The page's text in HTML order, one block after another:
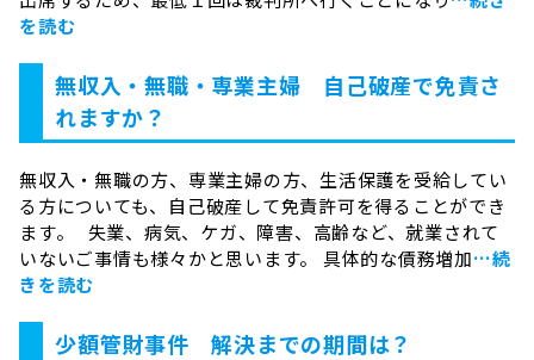
を読む
無収入・無職・専業主婦 自己破産で免責さ
れますか？
無収入・無職の方、専業主婦の方、生活保護を受給してい
る方についても、自己破産して免責許可を得ることができ
ます。 失業、病気、ケガ、障害、高齢など、就業されて
いないご事情も様々かと思います。 具体的な債務増加…続
きを読む
少額管財事件 解決までの期間は？